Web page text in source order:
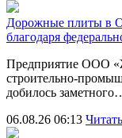
Дорожные плиты в
благодаря
Предприятие ООО
добилось
06.08.26 06:13 Читать